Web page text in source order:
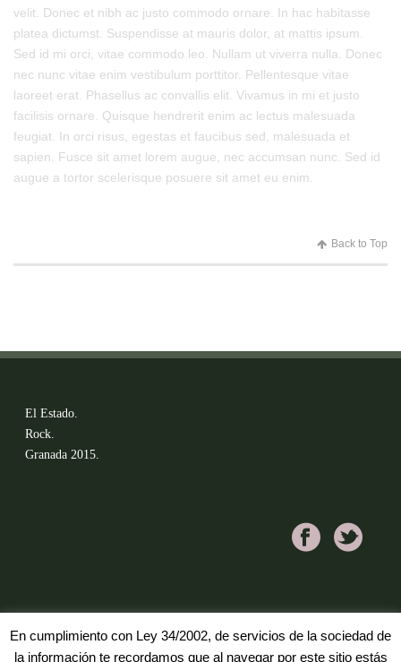
velit. Donec et nibh ac justo commodo ornare. In hac habitasse
platea dictumst. Suspendisse at mauris dolor, at mattis ipsum.
Sed id mi orci, vitae commodo leo. Nullam ut viverra nulla. Donec
nec nunc vitae enim vestibulum porttitor. Pellentesque vitae
laoreet erat. Phasellus ac convallis elit. Vivamus in mi et justo
facilisis ornare. Quisque hendrerit enim ac lectus malesuada
feugiat. In orci risus, egestas et faucibus sed, malesuada et
sapien. Fusce sit amet lorem augue, nec accumsan nunc. Sed id
augue a tortor scelerisque posuere sit amet eu enim.
Back to Top
El Estado.
Rock.
Granada 2015.
En cumplimiento con Ley 34/2002, de servicios de la sociedad de
la información te recordamos que al navegar por este sitio estás